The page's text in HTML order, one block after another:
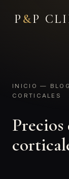
P &P
INICIO — BLOG
CORTICALES